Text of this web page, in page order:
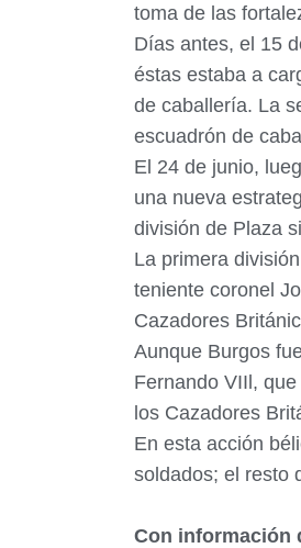
toma de las
Días antes, el 15
éstas estaba a
de caballería. La
escuadrón de
El 24 de junio,
una nueva
división de Plaza
La primera
teniente coronel
Cazadores
Aunque Burgos
Fernando VIIl,
los Cazadores
En esta acción
soldados; el resto
Con información